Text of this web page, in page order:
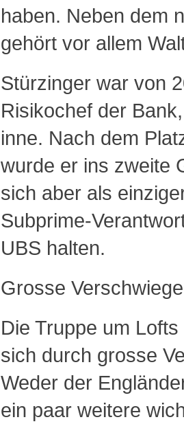
haben. Neben dem
gehört vor allem
Stürzinger war von
Risikochef der
inne. Nach dem
wurde er ins zweite
sich aber als
Subprime-
UBS halten.
Grosse
Die Truppe um
sich durch grosse
Weder der
ein paar weitere